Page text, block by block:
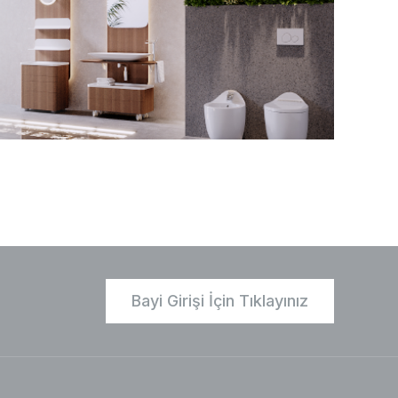
Bayi Girişi İçin Tıklayınız